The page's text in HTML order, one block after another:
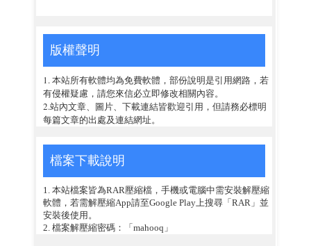
版權聲明
1. 本站所有軟體均為免費軟體，部份說明是引用網路，若
有侵權疑慮，請您來信必立即修改相關內容。
2.站內文章、圖片、下載連結皆歡迎引用，但請務必標明
每篇文章的出處及連結網址。
檔案下載說明
1. 本站檔案皆為RAR壓縮檔，手機或電腦中需安裝解壓縮
軟體，若需解壓縮App請至Google Play上搜尋「RAR」並
安裝後使用。
2. 檔案解壓縮密碼：「mahooq」